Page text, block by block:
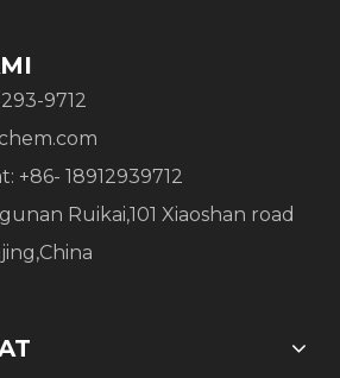
9712
+86- 18912939712
Ruikai,101 Xiaoshan road